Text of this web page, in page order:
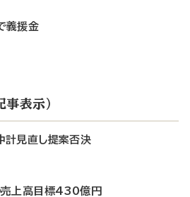
義援金
事表示）
計見直し提案否決
売上高目標430億円